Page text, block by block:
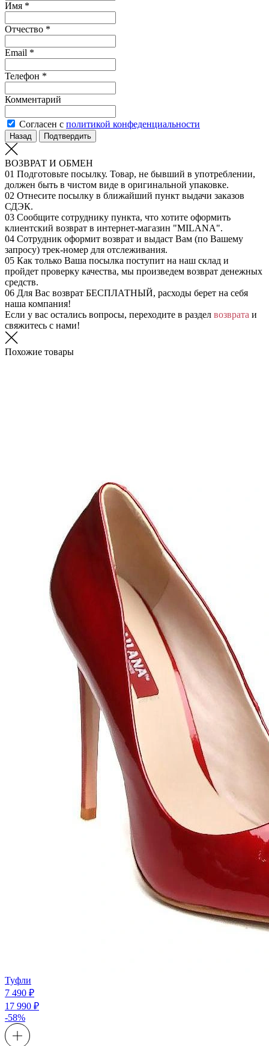
Имя *
Отчество *
Email *
Телефон *
Комментарий
Согласен с политикой конфеденциальности
Назад Подтвердить
ВОЗВРАТ И ОБМЕН
01 Подготовьте посылку. Товар, не бывший в употреблении,
должен быть в чистом виде в оригинальной упаковке.
02 Отнесите посылку в ближайший пункт выдачи заказов
СДЭК.
03 Сообщите сотруднику пункта, что хотите оформить
клиентский возврат в интернет-магазин "MILANA".
04 Сотрудник оформит возврат и выдаст Вам (по Вашему
запросу) трек-номер для отслеживания.
05 Как только Ваша посылка поступит на наш склад и
пройдет проверку качества, мы произведем возврат денежных
средств.
06 Для Вас возврат БЕСПЛАТНЫЙ, расходы берет на себя
наша компания!
Если у вас остались вопросы, переходите в раздел возврата и
свяжитесь с нами!
Похожие товары
Туфли
7 490 ₽
17 990 ₽
-58%